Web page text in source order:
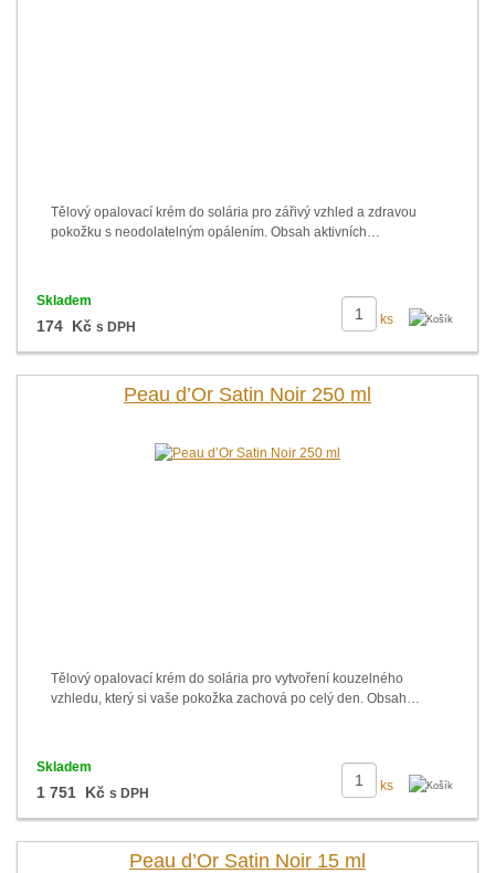
Tělový opalovací krém do solária pro zářivý vzhled a zdravou
pokožku s neodolatelným opálením. Obsah aktivních…
ks
Skladem
174 Kč s DPH
Peau d’Or Satin Noir 250 ml
Tělový opalovací krém do solária pro vytvoření kouzelného
vzhledu, který si vaše pokožka zachová po celý den. Obsah…
ks
Skladem
1 751 Kč s DPH
Peau d’Or Satin Noir 15 ml